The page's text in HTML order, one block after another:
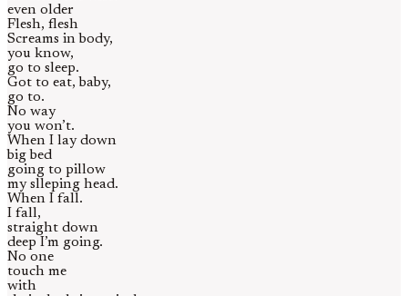
even older
Flesh, flesh
Screams in body,
you know,
go to sleep.
Got to eat, baby,
go to.
No way
you won’t.
When I lay down
big bed
going to pillow
my slleping head.
When I fall.
I fall,
straight down
deep I’m going.
No one
touch me
with